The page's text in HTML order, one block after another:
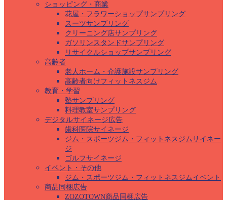
ショッピング・商業
花屋・フラワーショップサンプリング
スーツサンプリング
クリーニング店サンプリング
ガソリンスタンドサンプリング
リサイクルショップサンプリング
高齢者
老人ホーム・介護施設サンプリング
高齢者向けフィットネスジム
教育・学習
塾サンプリング
料理教室サンプリング
デジタルサイネージ広告
歯科医院サイネージ
ジム・スポーツジム・フィットネスジムサイネー
ジ
ゴルフサイネージ
イベント・その他
ジム・スポーツジム・フィットネスジムイベント
商品同梱広告
ZOZOTOWN商品同梱広告